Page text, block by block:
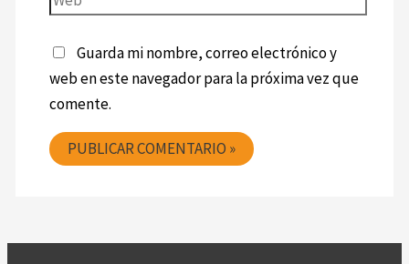
Guarda mi nombre, correo electrónico y
web en este navegador para la próxima vez que
comente.